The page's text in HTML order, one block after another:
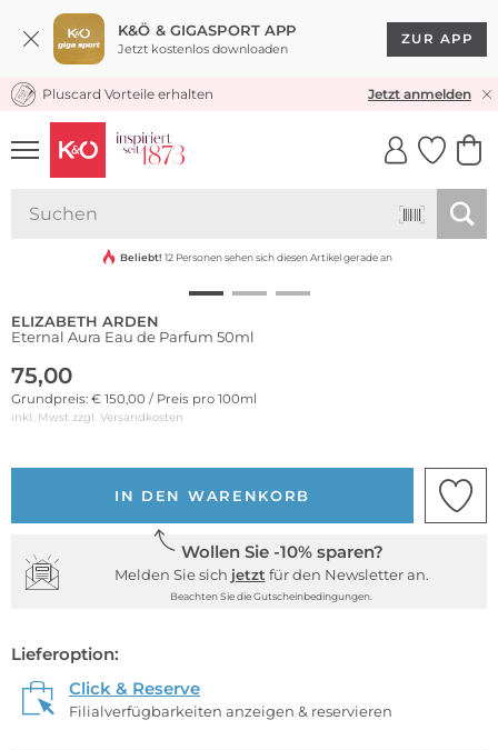
K&Ö & GIGASPORT APP
Jetzt kostenlos downloaden
ZUR APP
KOSTENLOSER VERSAND* & RÜCKVERSAND
Pluscard Vorteile erhalten Jetzt anmelden
UNSERE APP
CLICK &
Beliebt! 12 Personen sehen sich diesen Artikel gerade an
ELIZABETH ARDEN
Eternal Aura Eau de Parfum 50ml
75,00
Grundpreis: € 150,00 / Preis pro 100ml
inkl. Mwst zzgl. Versandkosten
IN DEN WARENKORB
Wollen Sie -10% sparen?
Melden Sie sich jetzt für den Newsletter an.
Beachten Sie die Gutscheinbedingungen.
Lieferoption:
Click & Reserve
Filialverfügbarkeiten anzeigen & reservieren